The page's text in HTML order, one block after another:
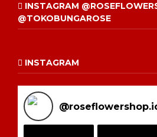
INSTAGRAM
@TOKOBUNGAROSE
INSTAGRAM
@